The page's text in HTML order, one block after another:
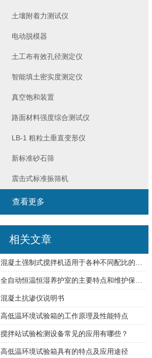
土壤附着力测试仪
电动脱模器
土工布有效孔径测定仪
智能填土密实度测定仪
真空饱和装置
路面材料强度综合测试仪
LB-1 粗粒土垂直变形仪
新标准砂石筛
震击式标准振筛机
查看更多
相关文章
混凝土抗渗仪说明书
高低温环境试验箱的工作原理及性能特点
搅拌站试验检测设备常见的应用有哪些？
高低温环境试验箱具有的特点及应用途径